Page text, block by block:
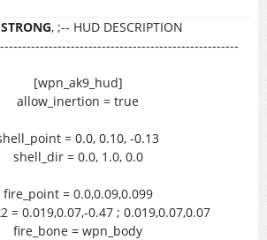
, ;-- HUD DESCRIPTION
[wpn_ak9_hud]
allow_inertion = true
= 0.0, 0.10, -0.13
shell_dir = 0.0, 1.0, 0.0
fire_point = 0.0,0.09,0.099
= 0.019,0.07,-0.47 ; 0.019,0.07,0.07
fire_bone = wpn_body